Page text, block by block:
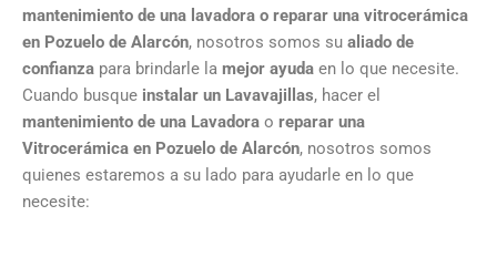
mantenimiento de una lavadora o reparar una vitrocerámica
en Pozuelo de Alarcón, nosotros somos su aliado de
confianza para brindarle la mejor ayuda en lo que necesite.
Cuando busque instalar un Lavavajillas, hacer el
mantenimiento de una Lavadora o reparar una
Vitrocerámica en Pozuelo de Alarcón, nosotros somos
quienes estaremos a su lado para ayudarle en lo que
necesite: